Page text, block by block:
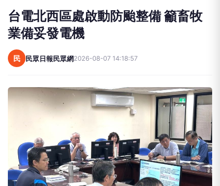
台電北西區處啟動防颱整備 籲畜牧
業備妥發電機
民 民眾日報民眾網2026-08-07 14:18:57